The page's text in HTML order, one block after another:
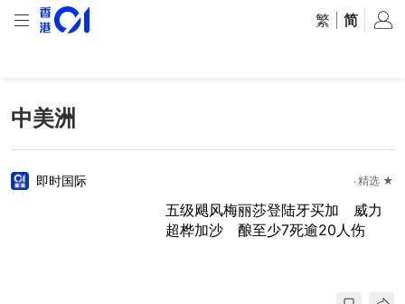
繁 简
中美洲
即时国际 精选 ★
五级飓风梅丽莎登陆牙买加 威力
超桦加沙 酿至少7死逾20人伤